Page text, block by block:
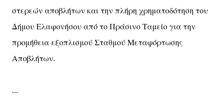
στερεών αποβλήτων και την πλήρη χρηματοδότηση του
Δήμου Ελαφονήσου από το Πράσινο Ταμείο για την
προμήθεια εξοπλισμού Σταθμού Μεταφόρτωσης
Αποβλήτων.
…